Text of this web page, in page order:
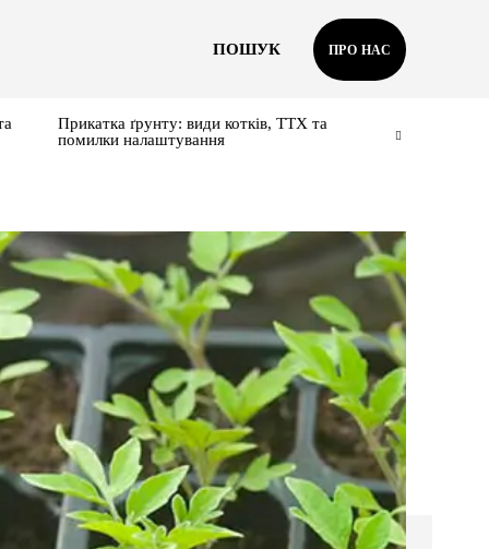
ПОШУК ПРО НАС
Прикатка ґрунту: види котків, ТТХ та
помилки налаштування